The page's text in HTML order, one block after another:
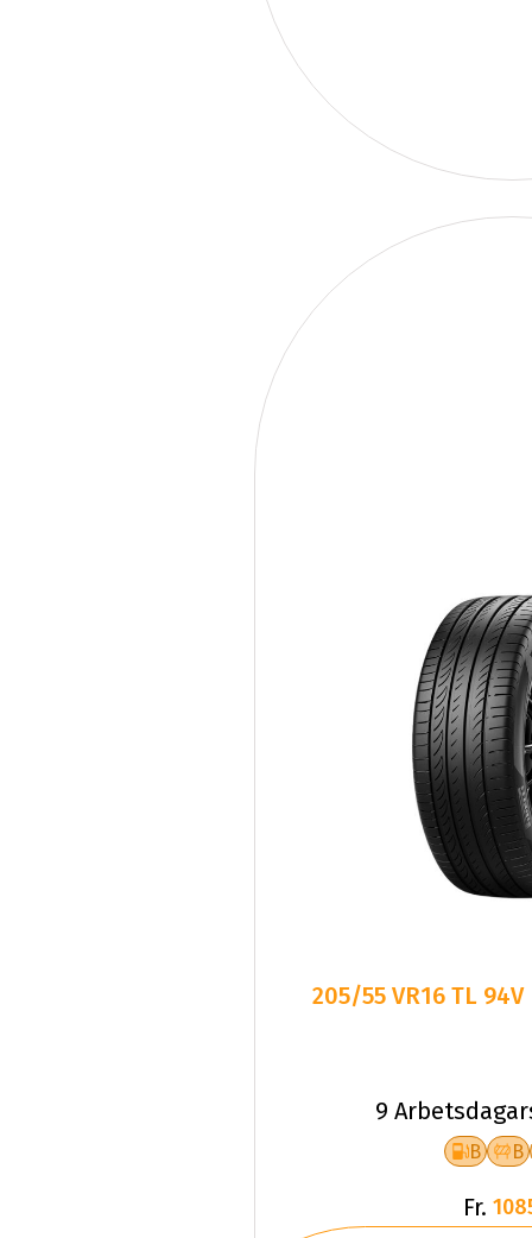
205/55 VR16 TL 94V
9
B B
Fr.